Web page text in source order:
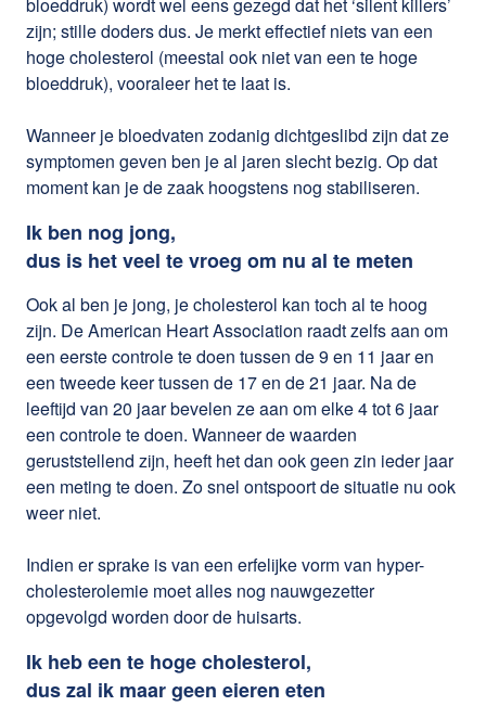
bloeddruk) wordt wel eens gezegd dat het ‘silent killers’
zijn; stille doders dus. Je merkt effectief niets van een
hoge cholesterol (meestal ook niet van een te hoge
bloeddruk), vooraleer het te laat is.
Wanneer je bloedvaten zodanig dichtgeslibd zijn dat ze
symptomen geven ben je al jaren slecht bezig. Op dat
moment kan je de zaak hoogstens nog stabiliseren.
Ik ben nog jong,
dus is het veel te vroeg om nu al te meten
Ook al ben je jong, je cholesterol kan toch al te hoog
zijn. De American Heart Association raadt zelfs aan om
een eerste controle te doen tussen de 9 en 11 jaar en
een tweede keer tussen de 17 en de 21 jaar. Na de
leeftijd van 20 jaar bevelen ze aan om elke 4 tot 6 jaar
een controle te doen. Wanneer de waarden
geruststellend zijn, heeft het dan ook geen zin ieder jaar
een meting te doen. Zo snel ontspoort de situatie nu ook
weer niet.
Indien er sprake is van een erfelijke vorm van hyper-
cholesterolemie moet alles nog nauwgezetter
opgevolgd worden door de huisarts.
Ik heb een te hoge cholesterol,
dus zal ik maar geen eieren eten